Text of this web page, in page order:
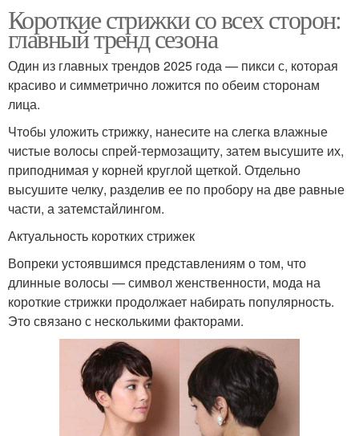
Короткие стрижки со всех сторон:
главный тренд сезона
Один из главных трендов 2025 года — пикси с, которая
красиво и симметрично ложится по обеим сторонам
лица.
Чтобы уложить стрижку, нанесите на слегка влажные
чистые волосы спрей-термозащиту, затем высушите их,
приподнимая у корней круглой щеткой. Отдельно
высушите челку, разделив ее по пробору на две равные
части, а затемстайлингом.
Актуальность коротких стрижек
Вопреки устоявшимся представлениям о том, что
длинные волосы — символ женственности, мода на
короткие стрижки продолжает набирать популярность.
Это связано с несколькими факторами.